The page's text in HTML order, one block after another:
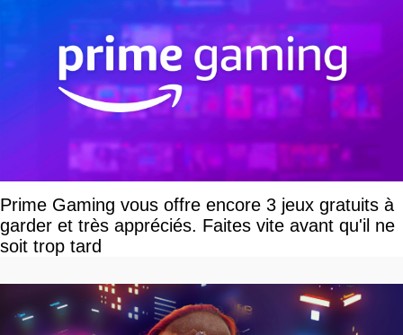
Prime Gaming vous offre encore 3 jeux gratuits à
garder et très appréciés. Faites vite avant qu'il ne
soit trop tard